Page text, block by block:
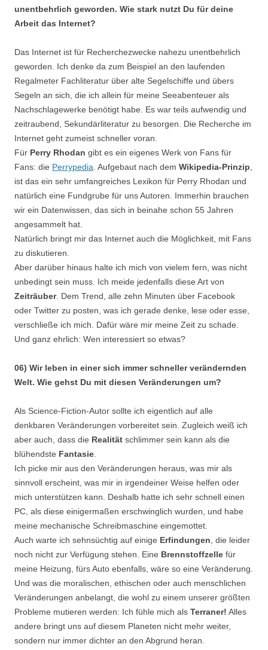
unentbehrlich geworden. Wie stark nutzt Du für deine
Arbeit das Internet?
Das Internet ist für Recherchezwecke nahezu unentbehrlich
geworden. Ich denke da zum Beispiel an den laufenden
Regalmeter Fachliteratur über alte Segelschiffe und übers
Segeln an sich, die ich allein für meine Seeabenteuer als
Nachschlagewerke benötigt habe. Es war teils aufwendig und
zeitraubend, Sekundärliteratur zu besorgen. Die Recherche im
Internet geht zumeist schneller voran.
Für Perry Rhodan gibt es ein eigenes Werk von Fans für
Fans: die Perrypedia . Aufgebaut nach dem Wikipedia-Prinzip
ist das ein sehr umfangreiches Lexikon für Perry Rhodan und
natürlich eine Fundgrube für uns Autoren. Immerhin brauchen
wir ein Datenwissen, das sich in beinahe schon 55 Jahren
angesammelt hat.
Natürlich bringt mir das Internet auch die Möglichkeit, mit Fans
zu diskutieren.
Aber darüber hinaus halte ich mich von vielem fern, was nicht
unbedingt sein muss. Ich meide jedenfalls diese Art von
Zeiträuber. Dem Trend, alle zehn Minuten über Facebook
oder Twitter zu posten, was ich gerade denke, lese oder esse,
verschließe ich mich. Dafür wäre mir meine Zeit zu schade.
Und ganz ehrlich: Wen interessiert so etwas?
06) Wir leben in einer sich immer schneller verändernden
Welt. Wie gehst Du mit diesen Veränderungen um?
Als Science-Fiction-Autor sollte ich eigentlich auf alle
denkbaren Veränderungen vorbereitet sein. Zugleich weiß ich
aber auch, dass die Realität schlimmer sein kann als die
blühendste Fantasie
Ich picke mir aus den Veränderungen heraus, was mir als
sinnvoll erscheint, was mir in irgendeiner Weise helfen oder
mich unterstützen kann. Deshalb hatte ich sehr schnell einen
PC, als diese einigermaßen erschwinglich wurden, und habe
meine mechanische Schreibmaschine eingemottet.
Auch warte ich sehnsüchtig auf einige Erfindungen , die leider
noch nicht zur Verfügung stehen. Eine Brennstoffzelle für
meine Heizung, fürs Auto ebenfalls, wäre so eine Veränderung.
Und was die moralischen, ethischen oder auch menschlichen
Veränderungen anbelangt, die wohl zu einem unserer größten
Probleme mutieren werden: Ich fühle mich als Terraner! Alles
andere bringt uns auf diesem Planeten nicht mehr weiter,
sondern nur immer dichter an den Abgrund heran.